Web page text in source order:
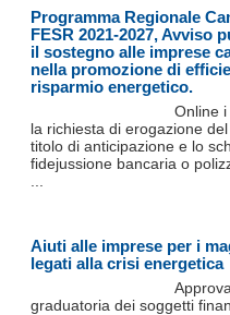
Programma Regionale
FESR 2021-2027, Avviso
il sostegno alle imprese
nella promozione di
risparmio energetico.
Online
la richiesta di erogazione
titolo di anticipazione e lo
fidejussione bancaria o
Aiuti alle imprese per i
legati alla crisi energetica
graduatoria dei soggetti